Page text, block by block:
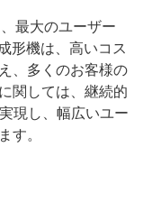
最大のユーザー
形機は、高いコス
、多くのお客様の
関しては、継続的
現し、幅広いユー
す。